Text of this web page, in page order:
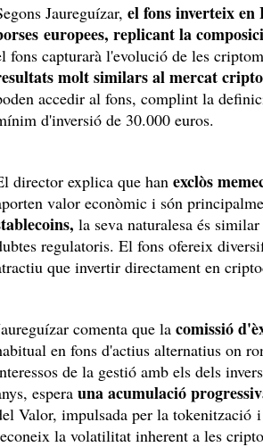
Jaureguízar, el fons inverteix
europees, replicant la
fons capturarà l'evolució de les
molt similars al mercat
accedir al fons, complint la
d'inversió de 30.000 euros.
director explica que han exclòs
valor econòmic i són
la seva naturalesa és
regulatoris. El fons ofereix
que invertir directament en
comenta que la comissió
en fons d'actius alternatius on
de la gestió amb els dels
espera una acumulació
Valor, impulsada per la tokenització
la volatilitat inherent a les